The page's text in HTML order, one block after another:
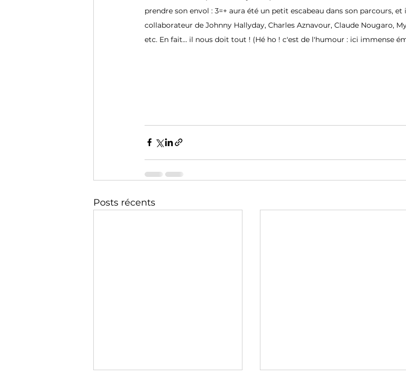
prendre son envol : 3=+ aura été un petit escabeau dans son parcours,
collaborateur de Johnny Hallyday, Charles Aznavour, Claude Nougaro,
etc. En fait... il nous doit tout ! (Hé ho ! c'est de l'humour : ici immense
Posts récents